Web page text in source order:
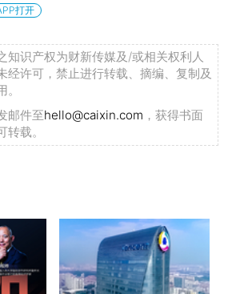
打开
知识产权为财新传媒及/或相关权利人
经许可，禁止进行转载、摘编、复制及
邮件至hello@caixin.com ，获得书面
载。